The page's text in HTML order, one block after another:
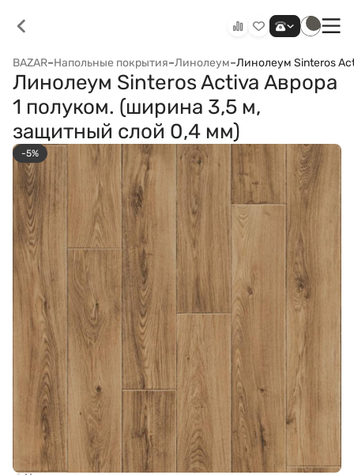
BAZAR–Напольные покрытия–Линолеум–Линолеум Sinteros
Линолеум Sinteros Activa Аврора
1 полуком. (ширина 3,5 м,
защитный слой 0,4 мм)
-5%